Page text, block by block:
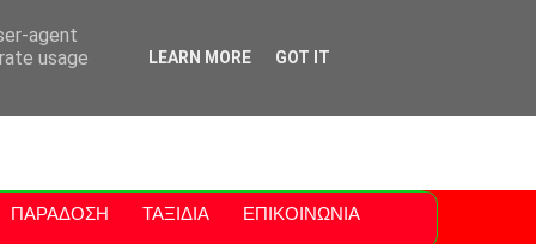
Polis
ΠΑΡΑΔΟΣΗ ΤΑΞΙΔΙΑ ΕΠΙΚΟΙΝΩΝΙΑ
agent
usage
LEARN MORE GOT IT